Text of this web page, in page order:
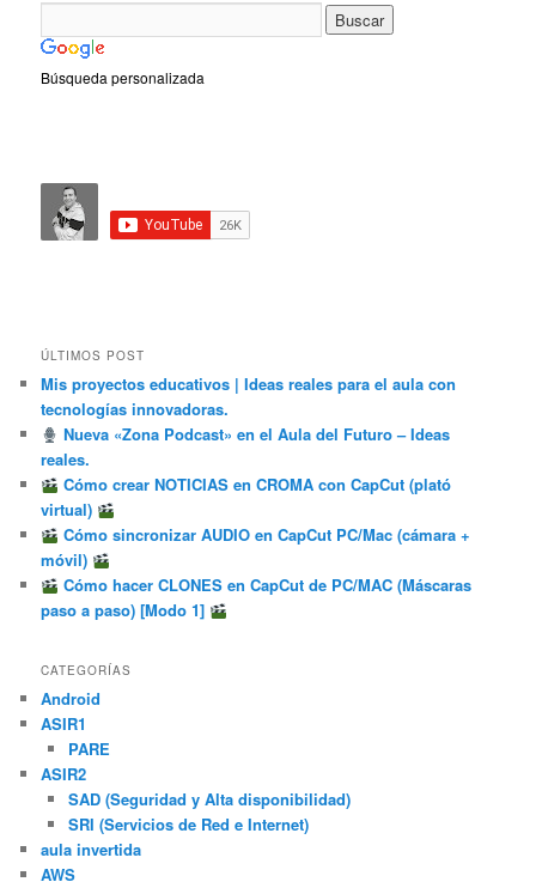
Búsqueda personalizada
ÚLTIMOS POST
Mis proyectos educativos | Ideas reales para el aula con
tecnologías innovadoras.
Nueva «Zona Podcast» en el Aula del Futuro – Ideas
reales.
Cómo crear NOTICIAS en CROMA con CapCut (plató
virtual)
Cómo sincronizar AUDIO en CapCut PC/Mac (cámara +
móvil)
Cómo hacer CLONES en CapCut de PC/MAC (Máscaras
paso a paso) [Modo 1]
CATEGORÍAS
Android
ASIR1
PARE
ASIR2
SAD (Seguridad y Alta disponibilidad)
SRI (Servicios de Red e Internet)
aula invertida
AWS